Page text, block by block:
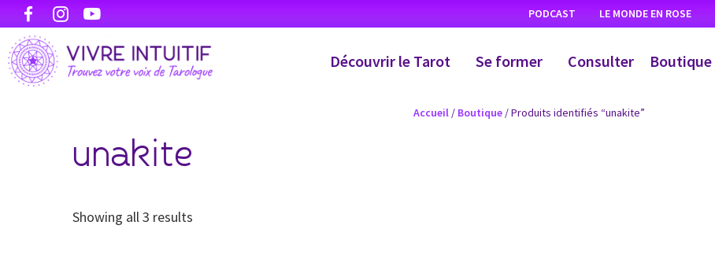
PODCAST LE MONDE EN ROSE
Découvrir le Tarot Se former Consulter Boutique
Accueil / Boutique / Produits identifiés “unakite”
unakite
Showing all 3 results